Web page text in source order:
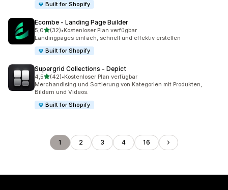
Built for Shopify
Ecombe ‑ Landing Page Builder
5,0von 5 Sternen
(32)
32 Rezensionen insgesamt
•Kostenloser Plan verfügbar
Landingpages einfach, schnell und effektiv erstellen
Built for Shopify
Supergrid Collections ‑ Depict
4,5von 5 Sternen
(42)
42 Rezensionen insgesamt
•Kostenloser Plan verfügbar
Merchandising und Sortierung von Kategorien mit Produkten,
Bildern und Videos.
Built for Shopify
1 2 3 4 16